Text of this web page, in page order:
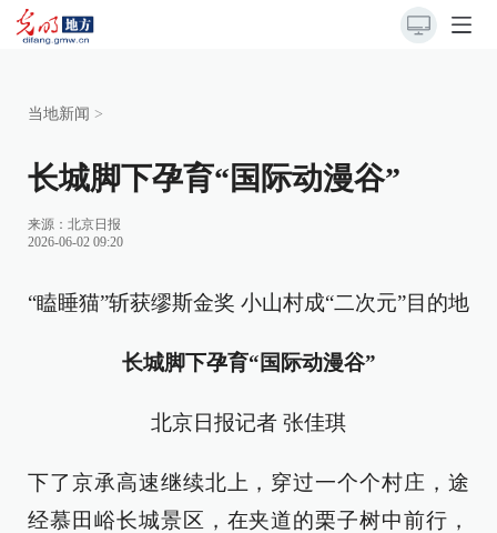
当地新闻 >
长城脚下孕育“国际动漫谷”
来源： 北京日报
2026-06-02 09:20
“瞌睡猫”斩获缪斯金奖 小山村成“二次元”目的地
长城脚下孕育“国际动漫谷”
北京日报记者 张佳琪
下了京承高速继续北上，穿过一个个村庄，途
经慕田峪长城景区，在夹道的栗子树中前行，